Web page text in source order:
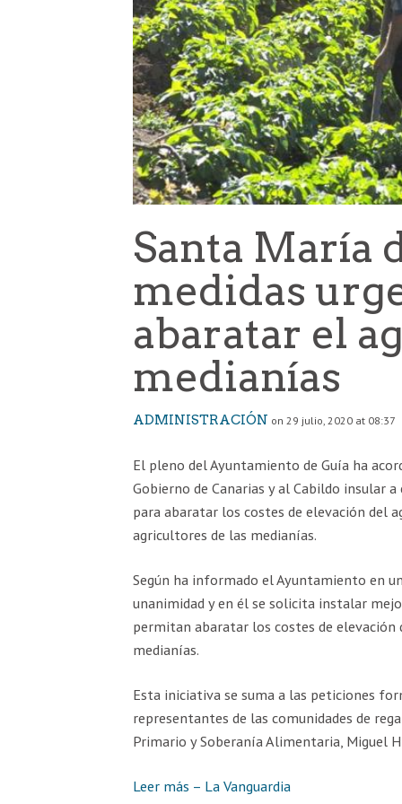
Santa María
medidas
abaratar el
medianías
ADMINISTRACIÓN on 29 julio, 2020 at 08:37
El pleno del Ayuntamiento de Guía ha
Gobierno de Canarias y al Cabildo insular
para abaratar los costes de elevación del
agricultores de las medianías.
Según ha informado el Ayuntamiento en
unanimidad y en él se solicita instalar
permitan abaratar los costes de elevación
medianías.
Esta iniciativa se suma a las peticiones
representantes de las comunidades de
Primario y Soberanía Alimentaria, Miguel
Leer más – La Vanguardia